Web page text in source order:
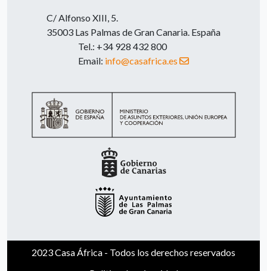
C/ Alfonso XIII, 5.
35003 Las Palmas de Gran Canaria. España
Tel.: +34 928 432 800
Email: info@casafrica.es
2023 Casa África - Todos los derechos reservados